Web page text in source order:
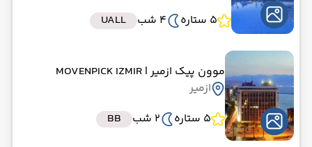
5 ستاره
4 شب UALL
موون پیک ازمیر| MOVENPICK IZMIR
ازمیر
5 ستاره
2 شب BB